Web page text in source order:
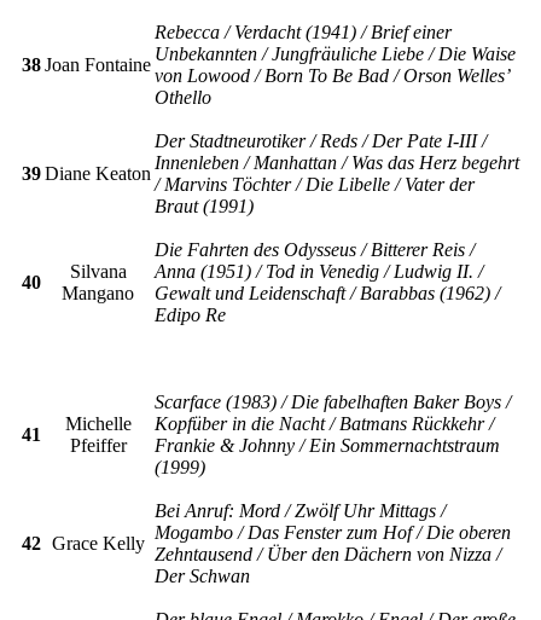
38Joan Fontaine
Rebecca / Verdacht (1941) / Brief einer
Unbekannten / Jungfräuliche Liebe / Die Waise
von Lowood / Born To Be Bad / Orson Welles’
Othello
39Diane Keaton
Der Stadtneurotiker / Reds / Der Pate I-III /
Innenleben / Manhattan / Was das Herz begehrt
/ Marvins Töchter / Die Libelle / Vater der
Braut (1991)
40
Silvana
Mangano
Die Fahrten des Odysseus / Bitterer Reis /
Anna (1951) / Tod in Venedig / Ludwig II. /
Gewalt und Leidenschaft / Barabbas (1962) /
Edipo Re
41
Michelle
Pfeiffer
Scarface (1983) / Die fabelhaften Baker Boys /
Kopfüber in die Nacht / Batmans Rückkehr /
Frankie & Johnny / Ein Sommernachtstraum
(1999)
42 Grace Kelly
Bei Anruf: Mord / Zwölf Uhr Mittags /
Mogambo / Das Fenster zum Hof / Die oberen
Zehntausend / Über den Dächern von Nizza /
Der Schwan